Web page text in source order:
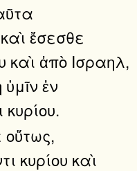
ἔσεσθε
καὶ ἀπὸ Ισραηλ,
ἐν
οὕτως,
κυρίου καὶ